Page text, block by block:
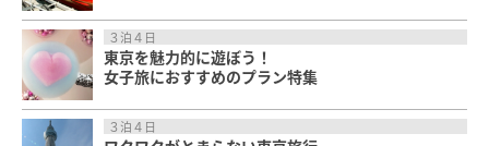
３泊４日
東京を魅力的に遊ぼう！
女子旅におすすめのプラン特集
３泊４日